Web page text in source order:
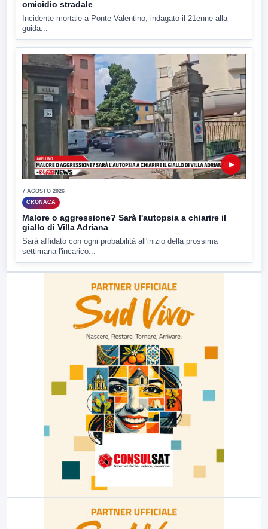
omicidio stradale
Incidente mortale a Ponte Valentino, indagato il 21enne alla
guida...
▶
7 AGOSTO 2026
CRONACA
Malore o aggressione? Sarà l'autopsia a chiarire il
giallo di Villa Adriana
Sarà affidato con ogni probabilità all'inizio della prossima
settimana l'incarico...